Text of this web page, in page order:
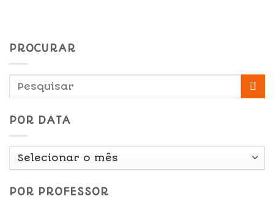
PROCURAR
POR DATA
Por
POR PROFESSOR